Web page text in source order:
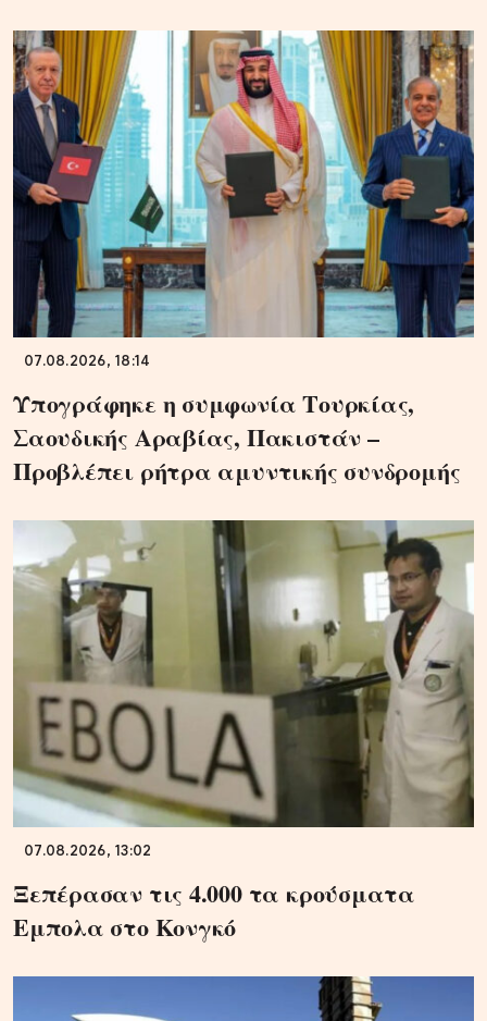
07.08.2026, 18:14
Υπογράφηκε η συμφωνία Τουρκίας,
Σαουδικής Αραβίας, Πακιστάν –
Προβλέπει ρήτρα αμυντικής συνδρομής
07.08.2026, 13:02
Ξεπέρασαν τις 4.000 τα κρούσματα
Εμπολα στο Κονγκό